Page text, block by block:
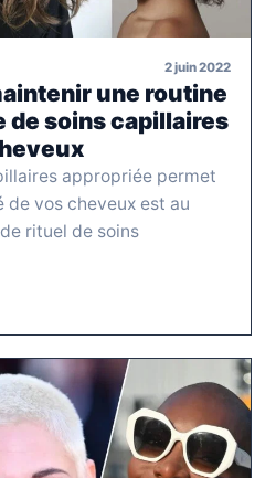
2 juin 2022
une routine
de soins capillaires
appropriée permet
de vos cheveux est au
rituel de soins